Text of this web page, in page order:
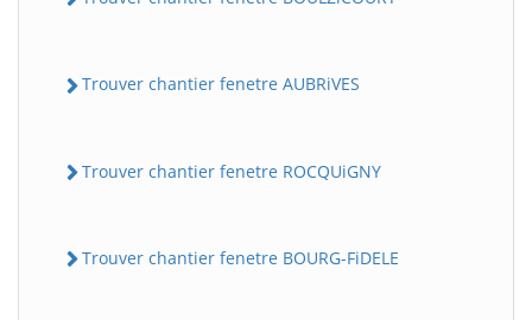
Trouver chantier fenetre AUBRiVES
Trouver chantier fenetre ROCQUiGNY
Trouver chantier fenetre BOURG-FiDELE